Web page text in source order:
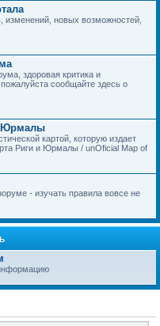
новых возможностей,
здоровая критика и
сообщайте здесь о
Юрмалы
картой, которую издает
Риги и Юрмалы / unOficial Map of
- изучать правила вовсе не